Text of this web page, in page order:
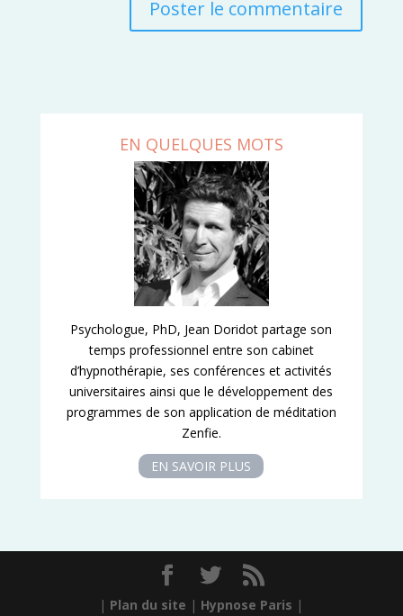
EN QUELQUES MOTS
Psychologue, PhD, Jean Doridot partage son
temps professionnel entre son cabinet
d’hypnothérapie, ses conférences et activités
universitaires ainsi que le développement des
programmes de son application de méditation
Zenfie.
EN SAVOIR PLUS
| Plan du site | Hypnose Paris |